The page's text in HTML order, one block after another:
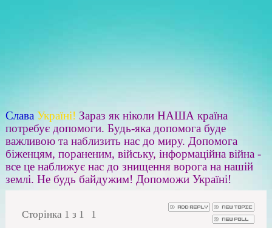
Слава Україні! Зараз як ніколи НАША країна
потребує допомоги. Будь-яка допомога буде
важливою та наблизить нас до миру. Допомога
біженцям, пораненим, війську, інформаційна війна -
все це наближує нас до знищення ворога на нашій
землі. Не будь байдужим! Допоможи Україні!
Сторінка 1 з 1 1